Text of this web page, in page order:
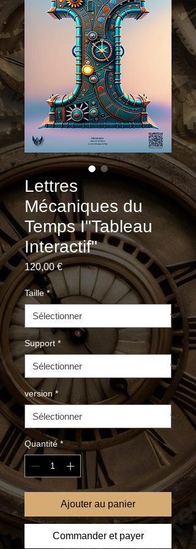
Lettres
Mécaniques du
Temps I"Tableau
Interactif"
120,00 €Prix
Taille *
Support *
version *
Quantité *
Ajouter au panier
Commander et payer